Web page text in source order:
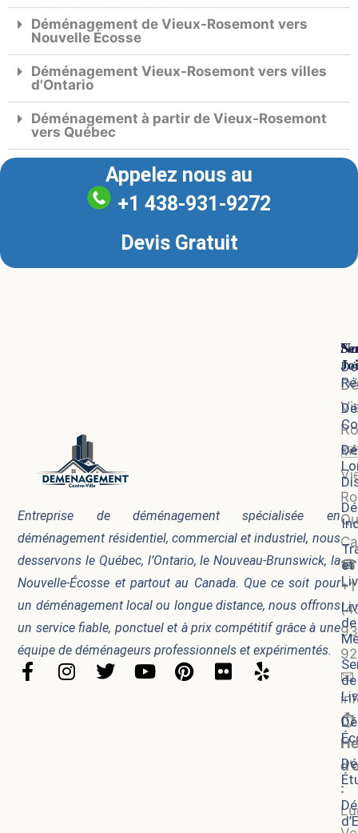
Déménagement de Vieux-Rosemont vers
Nouvelle Écosse
Déménagement Vieux-Rosemont vers villes
d'Ontario
Déménagement à partir de Vieux-Rosemont
vers Québec
Appelez nous au
+1 438-931-9272
Devis Gratuit
Entreprise de déménagement spécialisée en
déménagement résidentiel, commercial et industriel, nous
desservons le Québec, l’Ontario, le Nouveau-Brunswick, la
Nouvelle-Écosse et partout au Canada. Que ce soit pour
un déménagement local ou longue distance, nous offrons
un service fiable, ponctuel et à prix compétitif grâce à une
équipe de déménageurs professionnels et expérimentés.
F
a
I
T
Y
P
i
F
Y
e
et
de
de
🗺️
☎
+1
📧
⏱️
: